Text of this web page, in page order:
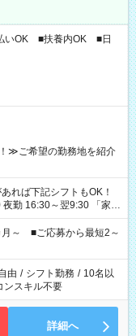
いOK ■扶養内OK ■日
≫ご希望の勤務地を紹介
16:30～翌9:30 「家族
夕飯の準備がしたい」
ご希望を教えてください
計で週40時間を超える場
月～ ■ご応募から最短2～
由 / シフト勤務 / 10名以
ンスキル不要
詳細へ